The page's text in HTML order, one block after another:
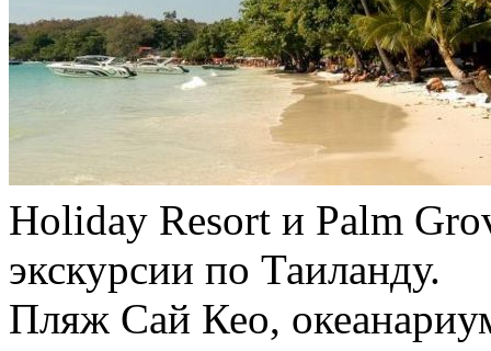
Holiday Resort и Palm
экскурсии по Таиланду.
Пляж Сай Кео,